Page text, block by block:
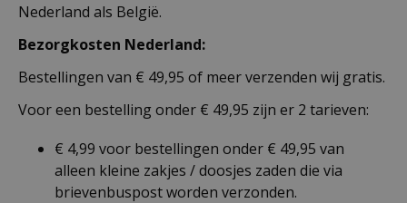
Nederland als België.
Bezorgkosten Nederland:
Bestellingen van € 49,95 of meer verzenden wij gratis.
Voor een bestelling onder € 49,95 zijn er 2 tarieven:
€ 4,99 voor bestellingen onder € 49,95 van
alleen kleine zakjes / doosjes zaden die via
brievenbuspost worden verzonden.